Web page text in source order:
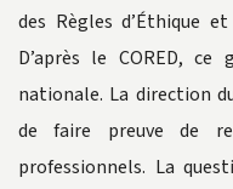
des Règles d’Éthique
D’après le CORED,
nationale. La direction
de faire preuve de
professionnels. La